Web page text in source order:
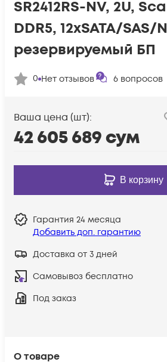
О товаре
SR2412RS-NV, 2U,
DDR5, 12xSATA/SAS/
резервируемый БП
0 Нет отзывов 6 вопросов
Ваша цена (шт):
42 605 689сум
В корзину
Гарантия 24 месяца
Добавить доп. гарантию
Доставка от 3 дней
Самовывоз бесплатно
Под заказ